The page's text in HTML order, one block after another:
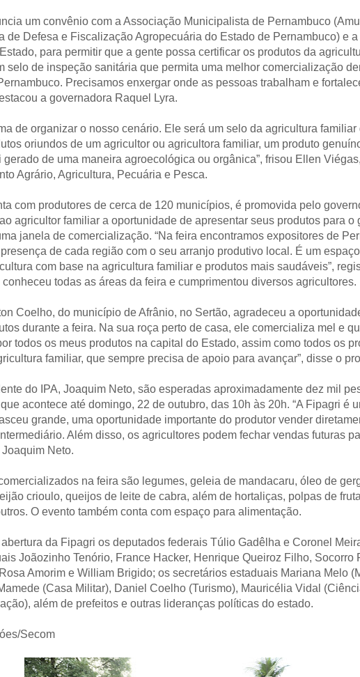
um convênio com a Associação Municipalista de Pernambuco
de Defesa e Fiscalização Agropecuária do Estado de Pernambuco) e
para permitir que a gente possa certificar os produtos da
selo de inspeção sanitária que permita uma melhor comercialização
Precisamos enxergar onde as pessoas trabalham e
a governadora Raquel Lyra.
de organizar o nosso cenário. Ele será um selo da agricultura familiar
oriundos de um agricultor ou agricultora familiar, um produto
de uma maneira agroecológica ou orgânica”, frisou Ellen
Agrário, Agricultura, Pecuária e Pesca.
com produtores de cerca de 120 municípios, é promovida pelo
agricultor familiar a oportunidade de apresentar seus produtos para o
janela de comercialização. “Na feira encontramos expositores de
de cada região com o seu arranjo produtivo local. É um
com base na agricultura familiar e produtos mais saudáveis”,
todas as áreas da feira e cumprimentou diversos agricultores.
Coelho, do município de Afrânio, no Sertão, agradeceu a
durante a feira. Na sua roça perto de casa, ele comercializa mel e
todos os meus produtos na capital do Estado, assim como todos os
familiar, que sempre precisa de apoio para avançar”, disse o
do IPA, Joaquim Neto, são esperadas aproximadamente dez mil
acontece até domingo, 22 de outubro, das 10h às 20h. “A Fipagri é
grande, uma oportunidade importante do produtor vender
Além disso, os agricultores podem fechar vendas futuras
Neto.
na feira são legumes, geleia de mandacaru, óleo de
crioulo, queijos de leite de cabra, além de hortaliças, polpas de
O evento também conta com espaço para alimentação.
da Fipagri os deputados federais Túlio Gadêlha e Coronel
Joãozinho Tenório, France Hacker, Henrique Queiroz Filho, Socorro
Amorim e William Brigido; os secretários estaduais Mariana Melo
(Casa Militar), Daniel Coelho (Turismo), Mauricélia Vidal
além de prefeitos e outras lideranças políticas do estado.
Secom